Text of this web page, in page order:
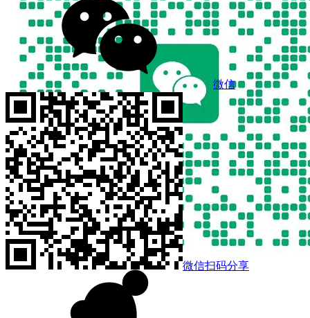
微信
微信扫码分享